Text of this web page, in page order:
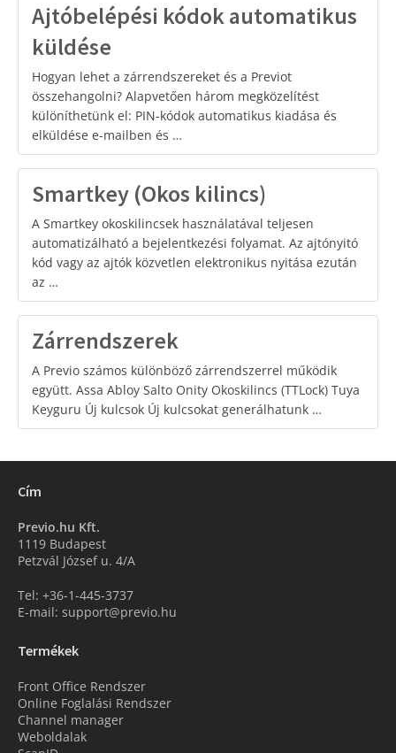
Ajtóbelépési kódok automatikus
küldése
Hogyan lehet a zárrendszereket és a Previot
összehangolni? Alapvetően három megközelítést
különíthetünk el: PIN-kódok automatikus kiadása és
elküldése e-mailben és …
Smartkey (Okos kilincs)
A Smartkey okoskilincsek használatával teljesen
automatizálható a bejelentkezési folyamat. Az ajtónyitó
kód vagy az ajtók közvetlen elektronikus nyitása ezután
az …
Zárrendszerek
A Previo számos különböző zárrendszerrel működik
együtt. Assa Abloy Salto Onity Okoskilincs (TTLock) Tuya
Keyguru Új kulcsok Új kulcsokat generálhatunk …
Cím
Previo.hu Kft.
1119 Budapest
Petzvál József u. 4/A
Tel: +36-1-445-3737
E-mail: support@previo.hu
Termékek
Front Office Rendszer
Online Foglalási Rendszer
Channel manager
Weboldalak